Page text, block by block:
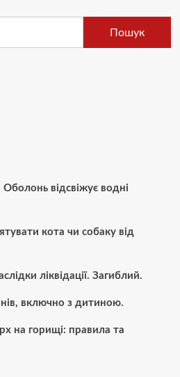
Пошук
відсвіжує водні
кота чи собаку від
ліквідації. Загиблий.
включно з дитиною.
на горищі: правила та